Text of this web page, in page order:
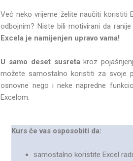
Već neko vrijeme želite naučiti koristiti
odbojnim? Niste bili motivirani da
Excela je namijenjen upravo vama!
U samo deset susretakroz
možete samostalno koristiti za svoje
osnovne nego i neke napredne
Excelom.
Kurs će vas osposobiti da:
samostalno koristite Excel